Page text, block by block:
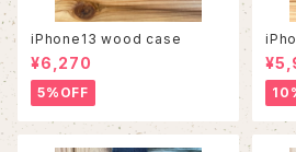
iPhone13 wood case
¥6,270
5%OFF